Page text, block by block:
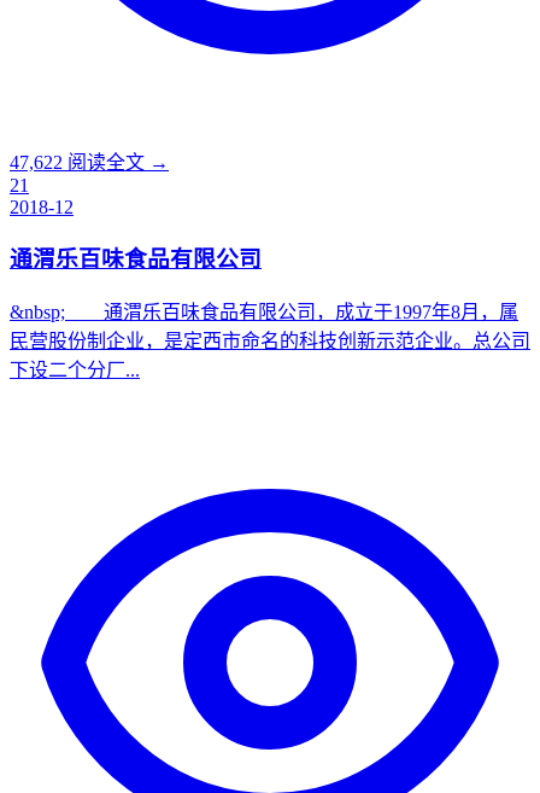
47,622 阅读全文 →
21
2018-12
通渭乐百味食品有限公司
&nbsp; 通渭乐百味食品有限公司，成立于1997年8月，属
民营股份制企业，是定西市命名的科技创新示范企业。总公司
下设二个分厂...